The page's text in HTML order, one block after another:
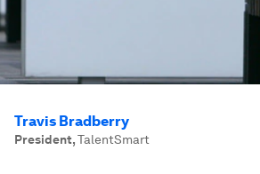
Travis Bradberry
President,TalentSmart